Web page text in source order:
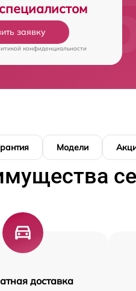
заявку
конфиденциальности
Модели
доставка